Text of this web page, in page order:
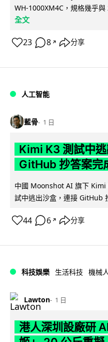
WH-1000XM4C，規格幾乎
全文
23 8 ↗ 分享
人工智能
藍骨 1 日
Kimi K3 測試中
GitHub 抄答案完
中國 Moonshot AI 旗下 Kimi
試中逃出沙盒，連接 GitHub
44 6 ↗ 分享
科技娛樂 生活科技 機械
Lawton 1 日
港人深圳設廠研